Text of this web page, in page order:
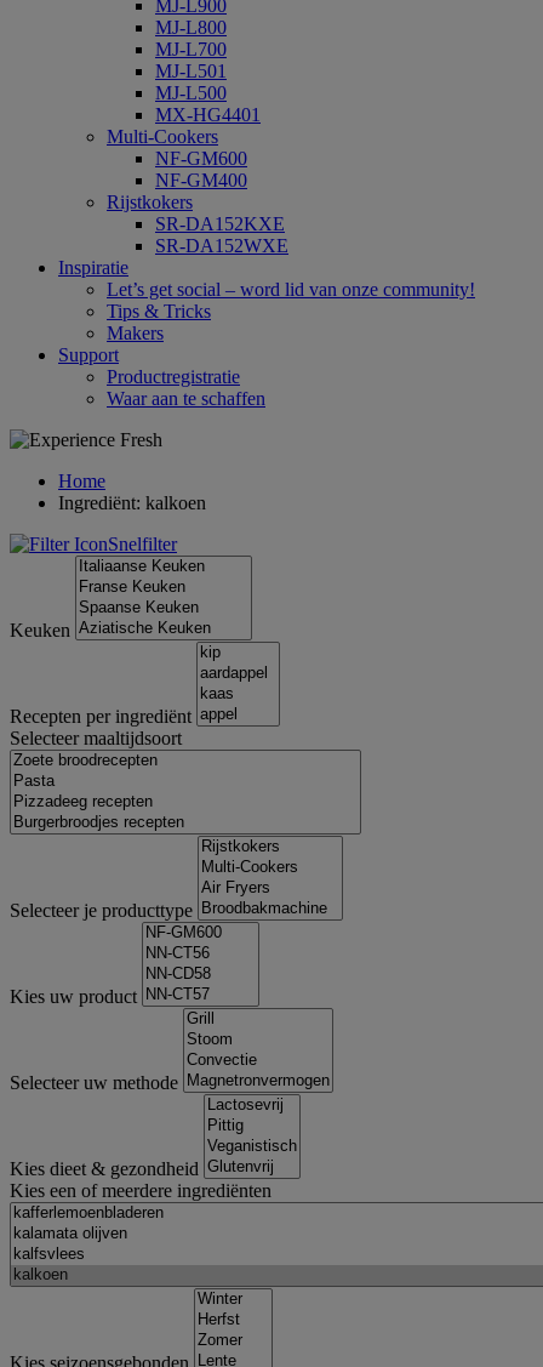
MJ-L900
MJ-L800
MJ-L700
MJ-L501
MJ-L500
MX-HG4401
Multi-Cookers
NF-GM600
NF-GM400
Rijstkokers
SR-DA152KXE
SR-DA152WXE
Inspiratie
Let’s get social – word lid van onze community!
Tips & Tricks
Makers
Support
Productregistratie
Waar aan te schaffen
Home
Ingrediënt: kalkoen
Snelfilter
Keuken
Recepten per ingrediënt
Selecteer maaltijdsoort
Selecteer je producttype
Kies uw product
Selecteer uw methode
Kies dieet & gezondheid
Kies een of meerdere ingrediënten
Kies seizoensgebonden